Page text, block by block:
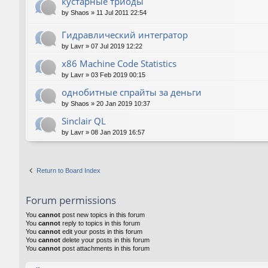
by Shaos » 11 Jul 2011 22:54
Гидравлический интегратор
by Lavr » 07 Jul 2019 12:22
x86 Machine Code Statistics
by Lavr » 03 Feb 2019 00:15
однобитные спрайты за деньги
by Shaos » 20 Jan 2019 10:37
Sinclair QL
by Lavr » 08 Jan 2019 16:57
Return to Board Index
Forum permissions
You cannot post new topics in this forum
You cannot reply to topics in this forum
You cannot edit your posts in this forum
You cannot delete your posts in this forum
You cannot post attachments in this forum